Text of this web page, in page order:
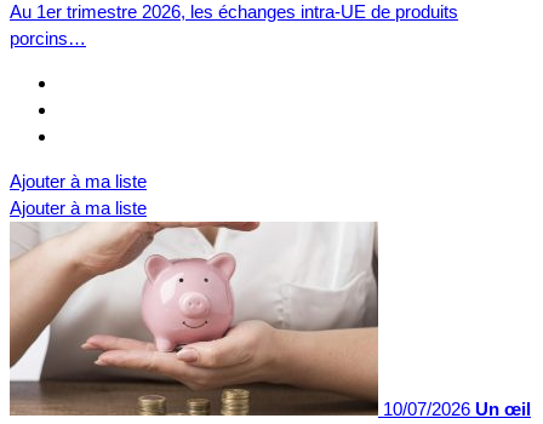
Au 1er trimestre 2026, les échanges intra-UE de produits
porcins…
Ajouter à ma liste
Ajouter à ma liste
10/07/2026 Un œil